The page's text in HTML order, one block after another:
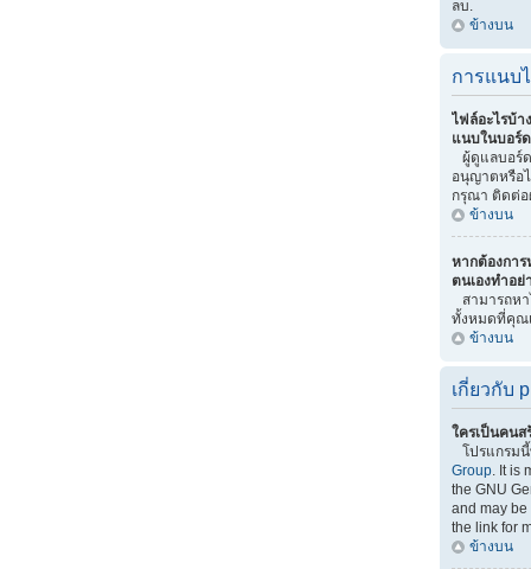
ลบ.
ข้างบน
การแนบ
ไฟล์อะไรบ้า
แนบในบอร์
ผู้ดูแลบอร์
อนุญาตหรือ
กรุณา ติดต่อ
ข้างบน
หากต้องการ
ตนเองทำอย่
สามารถหา
ทั้งหมดที่คุณ
ข้างบน
เกี่ยวกับ
ใครเป็นคนส
โปรแกรม
Group . It
the GNU
and may
the link for
ข้างบน